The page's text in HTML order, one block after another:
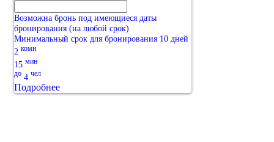
Возможна бронь под имеющиеся даты
бронирования (на любой срок)
Минимальный срок для бронирования 10 дней
2 комн
15 мин
до 4 чел
Подробнее